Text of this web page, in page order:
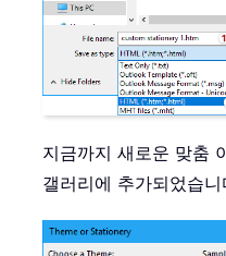
지금까지 새로운 맞춤
갤러리에 추가되었습니